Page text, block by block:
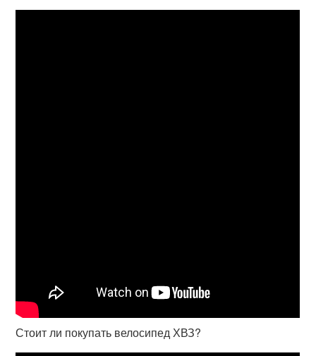
Стоит ли покупать велосипед ХВЗ?